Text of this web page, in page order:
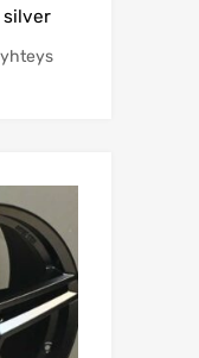
silver
yhteys